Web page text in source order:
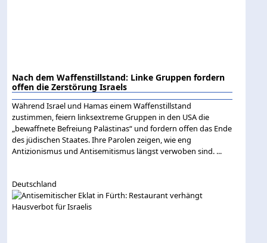
Nach dem Waffenstillstand: Linke Gruppen fordern
offen die Zerstörung Israels
Während Israel und Hamas einem Waffenstillstand
zustimmen, feiern linksextreme Gruppen in den USA die
„bewaffnete Befreiung Palästinas“ und fordern offen das Ende
des jüdischen Staates. Ihre Parolen zeigen, wie eng
Antizionismus und Antisemitismus längst verwoben sind. ...
Deutschland